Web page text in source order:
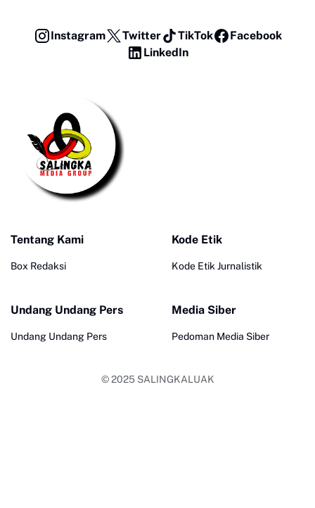
Instagram Twitter TikTok
Facebook
LinkedIn
Tentang Kami
Box Redaksi
Kode Etik
Kode Etik Jurnalistik
Undang Undang Pers
Undang Undang Pers
Media Siber
Pedoman Media Siber
© 2025 SALINGKALUAK